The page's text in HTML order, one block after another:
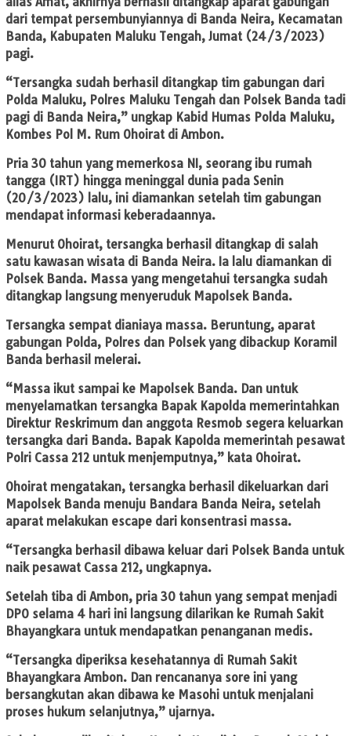
dari tempat persembunyiannya di Banda Neira, Kecamatan
Banda, Kabupaten Maluku Tengah, Jumat (24/3/2023)
pagi.
“Tersangka sudah berhasil ditangkap tim gabungan dari
Polda Maluku, Polres Maluku Tengah dan Polsek Banda tadi
pagi di Banda Neira,” ungkap Kabid Humas Polda Maluku,
Kombes Pol M. Rum Ohoirat di Ambon.
Pria 30 tahun yang memerkosa NI, seorang ibu rumah
tangga (IRT) hingga meninggal dunia pada Senin
(20/3/2023) lalu, ini diamankan setelah tim gabungan
mendapat informasi keberadaannya.
Menurut Ohoirat, tersangka berhasil ditangkap di salah
satu kawasan wisata di Banda Neira. Ia lalu diamankan di
Polsek Banda. Massa yang mengetahui tersangka sudah
ditangkap langsung menyeruduk Mapolsek Banda.
Tersangka sempat dianiaya massa. Beruntung, aparat
gabungan Polda, Polres dan Polsek yang dibackup Koramil
Banda berhasil melerai.
“Massa ikut sampai ke Mapolsek Banda. Dan untuk
menyelamatkan tersangka Bapak Kapolda memerintahkan
Direktur Reskrimum dan anggota Resmob segera keluarkan
tersangka dari Banda. Bapak Kapolda memerintah pesawat
Polri Cassa 212 untuk menjemputnya,” kata Ohoirat.
Ohoirat mengatakan, tersangka berhasil dikeluarkan dari
Mapolsek Banda menuju Bandara Banda Neira, setelah
aparat melakukan escape dari konsentrasi massa.
“Tersangka berhasil dibawa keluar dari Polsek Banda untuk
naik pesawat Cassa 212, ungkapnya.
Setelah tiba di Ambon, pria 30 tahun yang sempat menjadi
DPO selama 4 hari ini langsung dilarikan ke Rumah Sakit
Bhayangkara untuk mendapatkan penanganan medis.
“Tersangka diperiksa kesehatannya di Rumah Sakit
Bhayangkara Ambon. Dan rencananya sore ini yang
bersangkutan akan dibawa ke Masohi untuk menjalani
proses hukum selanjutnya,” ujarnya.